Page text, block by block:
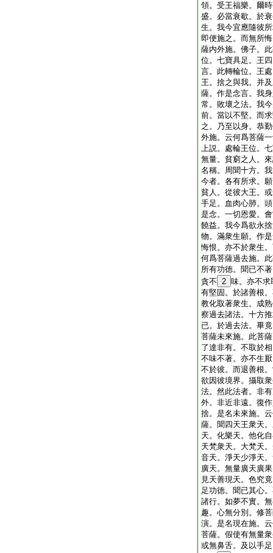
領。受王福樂。爾
盛。必當衰歇。於
生。我今宜應隨彼
即便施之。而無所
薩内外施。佛子。
位。七寶具足。王
言。此轉輪位。王
王。捨之與我。并
薩。作是念言。我
常。敗壞之法。我
前。當以不堅。而
之。乃至以身。恭
外施。云何爲菩薩
上説。處輪王位。
無量。貧窮之人。
名稱。周聞十方。
今者。各有所求。
貧人。從彼大王。
手足。血肉心肺。
是念。一切恩愛。
饒益。我今爲欲永
物。滿衆生願。作
悔恨。亦不於衆生
何爲菩薩過去施。
所有功徳。聞已不
貪不 2 味。亦不求
有堅固。於諸善根
教化取著衆生。成
察過去諸法。十方
已。於過去法。畢
菩薩未來施。此菩
了達非有。不取於
不味不著。亦不生
不於彼。而退善根
欲因彼境界。攝取
法。然此法者。非
外。非近非遠。復
捨。是名未來施。
薩。聞四天王衆天
天。化樂天。他化
天梵衆天。大梵天
音天。淨天少淨天
廣天。無量廣天廣
見天善現天。色究
足功徳。聞已其心
諸行。如夢不實。
趣。心無分別。修
演。是名現在施。
菩薩。假使有無量
或無鼻舌。及以手